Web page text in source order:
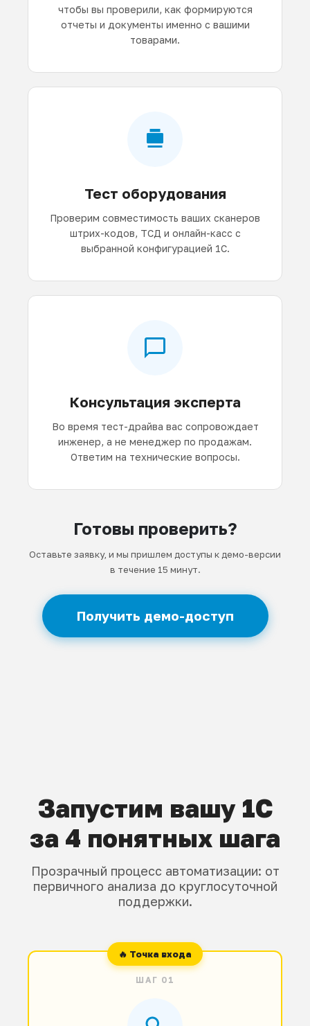
чтобы вы проверили, как формируются
отчеты и документы именно с вашими
товарами.
Тест оборудования
Проверим совместимость ваших сканеров
штрих-кодов, ТСД и онлайн-касс с
выбранной конфигурацией 1С.
Консультация эксперта
Во время тест-драйва вас сопровождает
инженер, а не менеджер по продажам.
Ответим на технические вопросы.
Готовы проверить?
Оставьте заявку, и мы пришлем доступы к демо-версии
в течение 15 минут.
Получить демо-доступ
Запустим вашу 1С
за 4 понятных шага
Прозрачный процесс автоматизации: от
первичного анализа до круглосуточной
поддержки.
ШАГ 01